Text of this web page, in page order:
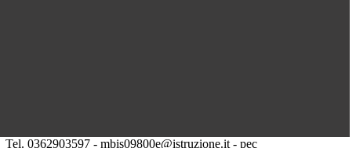
Tel. 0362903597 - mbis09800e@istruzione.it - pec